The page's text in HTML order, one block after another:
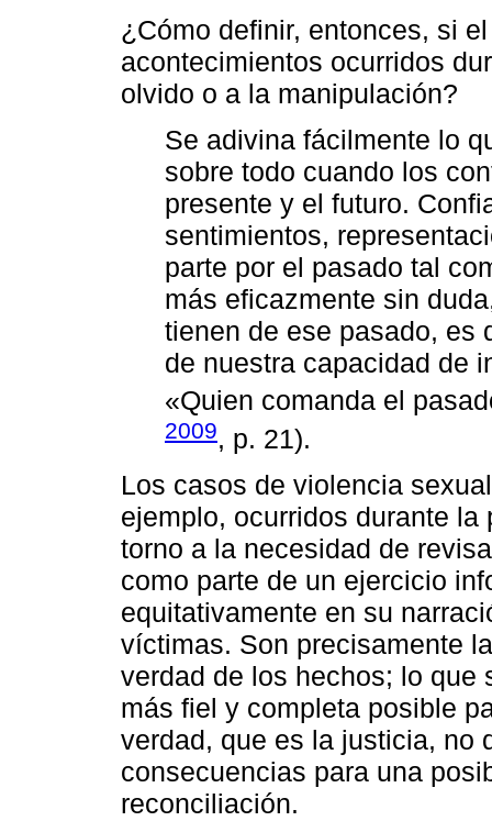
¿Cómo definir, entonces, si
acontecimientos ocurridos
olvido o a la manipulación?
Se adivina fácilmente lo
sobre todo cuando los
presente y el futuro.
sentimientos,
parte por el pasado tal
más eficazmente sin
tienen de ese pasado, es
de nuestra capacidad de
«Quien comanda el
2009, p. 21).
Los casos de violencia
ejemplo, ocurridos durante
torno a la necesidad de
como parte de un ejercicio
equitativamente en su
víctimas. Son precisamente
verdad de los hechos; lo que
más fiel y completa posible
verdad, que es la justicia, no
consecuencias para una
reconciliación.